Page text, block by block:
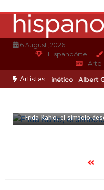
contenido
6 August, 2026
HispanoArte
Arte
Artistas
del arte cinético Albert
Frida Kahlo, el símbolo